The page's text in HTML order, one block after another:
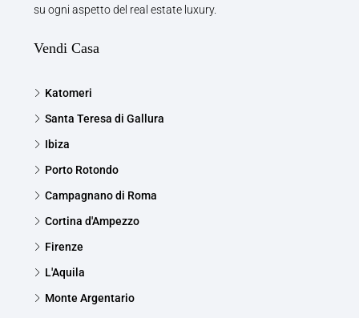
su ogni aspetto del real estate luxury.
Vendi Casa
Katomeri
Santa Teresa di Gallura
Ibiza
Porto Rotondo
Campagnano di Roma
Cortina d'Ampezzo
Firenze
L'Aquila
Monte Argentario